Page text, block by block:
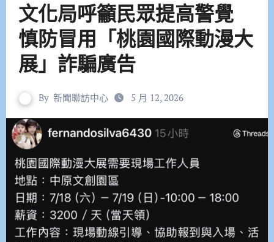
文化局呼籲民眾提高警覺
慎防冒用「桃園國際動漫大
展」詐騙廣告
By 新聞聯訪中心 5 月 12, 2026